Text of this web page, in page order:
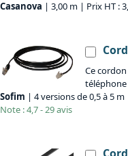
Casanova | 3,00 m | Prix HT :
Ce
téléphone
Sofim | 4 versions de 0,5 à 5 m
Note : 4,7 - 29 avis